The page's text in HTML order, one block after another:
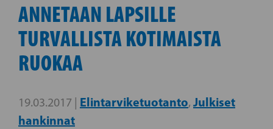
ANNETAAN LAPSILLE
TURVALLISTA KOTIMAISTA
RUOKAA
19.03.2017 | Elintarviketuotanto, Julkiset
hankinnat